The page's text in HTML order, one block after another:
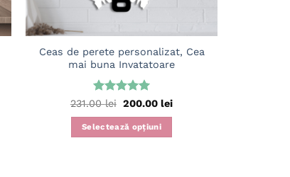
Ceas de perete personalizat, Cea
mai buna Invatatoare
Evaluat la
231.00lei Prețul
a
fost:
200.00leiPrețul
Selectează opțiuni